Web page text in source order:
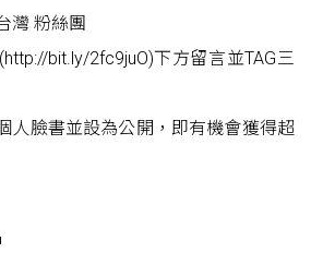
灣 粉絲團
bit.ly/2fc9juO)下方留言並TAG三
人臉書並設為公開，即有機會獲得超